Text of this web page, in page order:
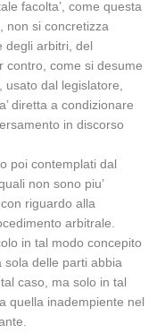
facolta’, come questa
non si concretizza
degli arbitri, del
contro, come si desume
usato dal legislatore,
diretta a condizionare
in discorso
poi contemplati dal
non sono piu’
riguardo alla
arbitrale.
in tal modo concepito
sola delle parti abbia
caso, ma solo in tal
quella inadempiente nel